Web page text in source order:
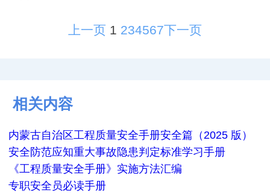
上一页 1 234567下一页
相关内容
内蒙古自治区工程质量安全手册安全篇（2025 版）
安全防范应知重大事故隐患判定标准学习手册
《工程质量安全手册》实施方法汇编
专职安全员必读手册